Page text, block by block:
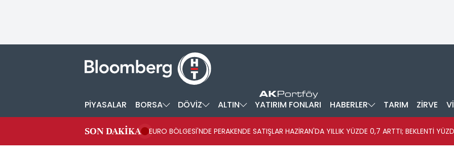
PİYASALAR BORSA DÖVİZ ALTIN YATIRIM FONLARI HABERLER TARIM ZİRVE
SON DAKİKA
EURO BÖLGESİ'NDE PERAKENDE SATIŞLAR HAZİRAN'DA YILLIK YÜZDE 0,7 ARTTI; BEKLENTİ